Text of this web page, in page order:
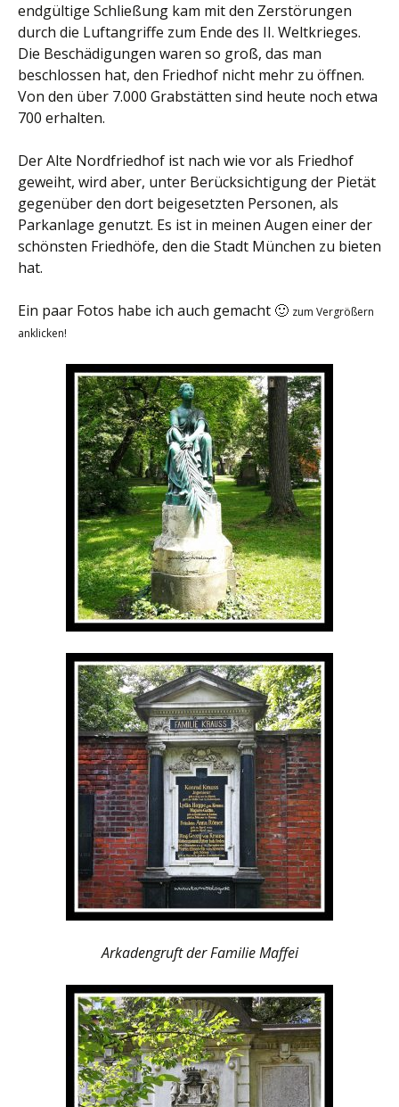
endgültige Schließung kam mit den Zerstörungen
durch die Luftangriffe zum Ende des II. Weltkrieges.
Die Beschädigungen waren so groß, das man
beschlossen hat, den Friedhof nicht mehr zu öffnen.
Von den über 7.000 Grabstätten sind heute noch etwa
700 erhalten.
Der Alte Nordfriedhof ist nach wie vor als Friedhof
geweiht, wird aber, unter Berücksichtigung der Pietät
gegenüber den dort beigesetzten Personen, als
Parkanlage genutzt. Es ist in meinen Augen einer der
schönsten Friedhöfe, den die Stadt München zu bieten
hat.
Ein paar Fotos habe ich auch gemacht 🙂 zum Vergrößern
anklicken!
Arkadengruft der Familie Maffei